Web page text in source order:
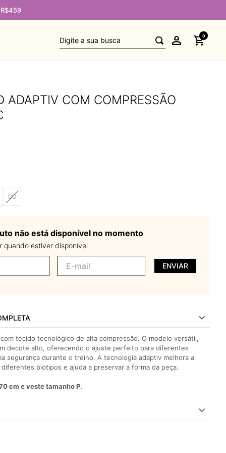
Digite a sua busca 0
ADAPTIV COM COMPRESSÃO
GG
não está disponível no momento
quando estiver disponível
ENVIAR
tecido tecnológico de alta compressão. O modelo versátil,
decote alto, oferecendo o ajuste perfeito para diferentes
segurança durante o treino. A tecnologia adaptiv melhora a
biotipos e ajuda a preservar a forma da peça.
cm e veste tamanho P.